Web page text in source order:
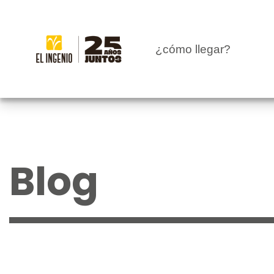
TIENDAS
INFANTIL
CARTELERA
EVENTOS
¿cómo llegar?
Blog